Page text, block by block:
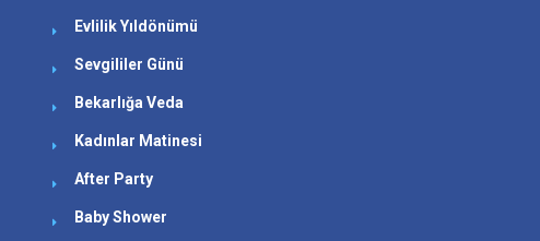
Evlilik Yıldönümü
Sevgililer Günü
Bekarlığa Veda
Kadınlar Matinesi
After Party
Baby Shower